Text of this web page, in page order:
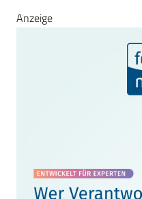
Anzeige